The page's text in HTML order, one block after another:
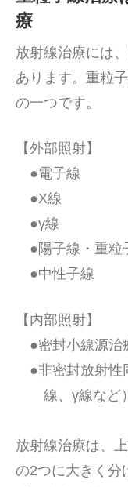
療
放射線治療には
あります。重粒
の一つです。
【外部照射】
●電子線
●X線
●γ線
●陽子線・重粒
●中性子線
【内部照射】
●密封小線源治
●非密封放射性
線、γ線など）
放射線治療は、
の2つに大きく分